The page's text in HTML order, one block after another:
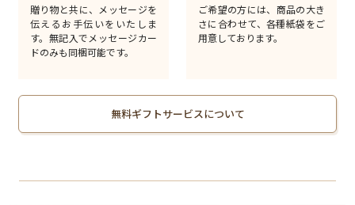
贈り物と共に、メッセージを
伝えるお手伝いをいたしま
す。無記入でメッセージカー
ドのみも同梱可能です。
ご希望の方には、商品の大き
さに合わせて、各種紙袋をご
用意しております。
無料ギフトサービスについて